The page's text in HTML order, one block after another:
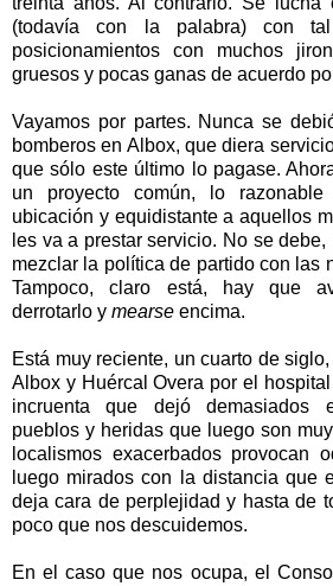
(todavía con la palabra) con
posicionamientos con muchos
gruesos y pocas ganas de acuerdo
Vayamos por partes. Nunca se
bomberos en Albox, que diera
que sólo este último lo pagase.
un proyecto común, lo
ubicación y equidistante a aquellos
les va a prestar servicio. No se
mezclar la política de partido con las
Tampoco, claro está, hay que
derrotarlo y mearse encima.
Está muy reciente, un cuarto de
Albox y Huércal Overa por el
incruenta que dejó demasiados
pueblos y heridas que luego son
localismos exacerbados provocan
luego mirados con la distancia que
deja cara de perplejidad y hasta de
poco que nos descuidemos.
En el caso que nos ocupa, el